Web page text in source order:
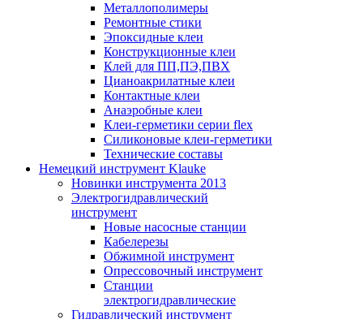
Металлополимеры
Ремонтные стики
Эпоксидные клеи
Конструкционные клеи
Клей для ПП,ПЭ,ПВХ
Цианоакрилатные клеи
Контактные клеи
Анаэробные клеи
Клеи-герметики серии flex
Силиконовые клеи-герметики
Технические составы
Немецкий инструмент Klauke
Новинки инструмента 2013
Электрогидравлический
инструмент
Новые насосные станции
Кабелерезы
Обжимной инструмент
Опрессовочный инструмент
Станции
электрогидравлические
Гидравлический инструмент